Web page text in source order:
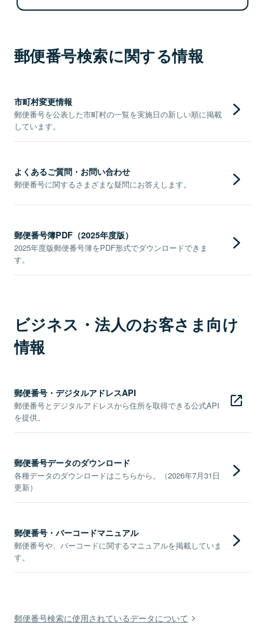
郵便番号検索に関する情報
市町村変更情報
郵便番号を公表した市町村の一覧を実施日の新しい順に掲載
しています。
よくあるご質問・お問い合わせ
郵便番号に関するさまざまな疑問にお答えします。
郵便番号簿PDF（2025年度版）
2025年度版郵便番号簿をPDF形式でダウンロードできま
す。
ビジネス・法人のお客さま向け
情報
郵便番号・デジタルアドレスAPI
郵便番号とデジタルアドレスから住所を取得できる公式API
を提供。
郵便番号データのダウンロード
各種データのダウンロードはこちらから。（2026年7月31日
更新）
郵便番号・バーコードマニュアル
郵便番号や、バーコードに関するマニュアルを掲載していま
す。
郵便番号検索に使用されているデータについて